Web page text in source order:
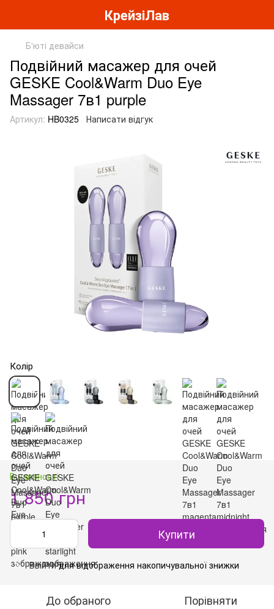
КрейзіЛав
Б'юті девайси
Подвійний масажер для очей
GESKE Cool&Warm Duo Eye
Massager 7в1 purple
Артикул: HB0325 Написати відгук
Колір
В наявності
1 850 грн
Купити
% Ввійтидля відображення накопичувальної знижки
До обраного Порівняти